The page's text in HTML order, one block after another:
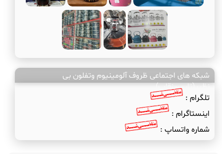
شبکه های اجتماعی ظروف آلومینیوم وتفلون بی
نظیر(تایسیزقاب)
تلگرام :
اینستاگرام :
شماره واتساپ :